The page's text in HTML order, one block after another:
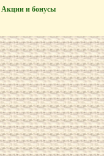
Акции и бонусы